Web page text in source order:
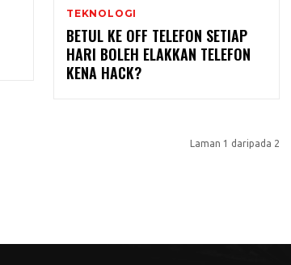
TEKNOLOGI
BETUL KE OFF TELEFON SETIAP
HARI BOLEH ELAKKAN TELEFON
KENA HACK?
Laman 1 daripada 2